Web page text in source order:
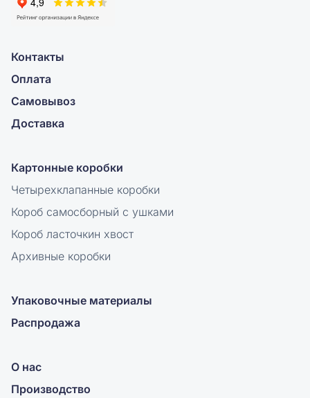
Контакты
Оплата
Самовывоз
Доставка
Картонные коробки
Четырехклапанные коробки
Короб самосборный с ушками
Короб ласточкин хвост
Архивные коробки
Упаковочные материалы
Распродажа
О нас
Производство